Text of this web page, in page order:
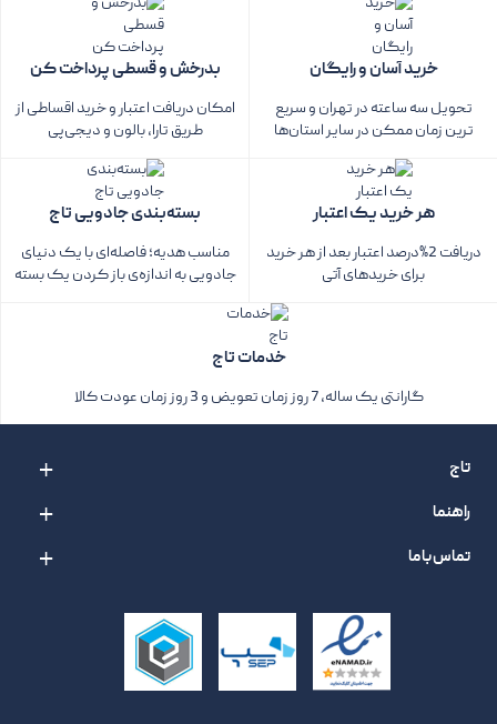
خرید آسان و رایگان
تحویل سه ساعته در تهران و سریع
ترین زمان ممکن در سایر استان‌ها
بدرخش و قسطی پرداخت کن
امکان دریافت اعتبار و خرید اقساطی از
طریق تارا، بالون و دیجی‌پی
هر خرید یک اعتبار
دریافت 2%درصد اعتبار بعد از هر خرید
برای خریدهای آتی
بسته‌بندی جادویی تاج
مناسب هدیه؛ فاصله‌ای با یک دنیای
جادویی به اندازه‌ی باز کردن یک بسته‌
خدمات تاج
گارانتی یک ساله، 7 روز زمان تعویض و 3 روز زمان عودت کالا
تاج
راهنما
تماس با ما